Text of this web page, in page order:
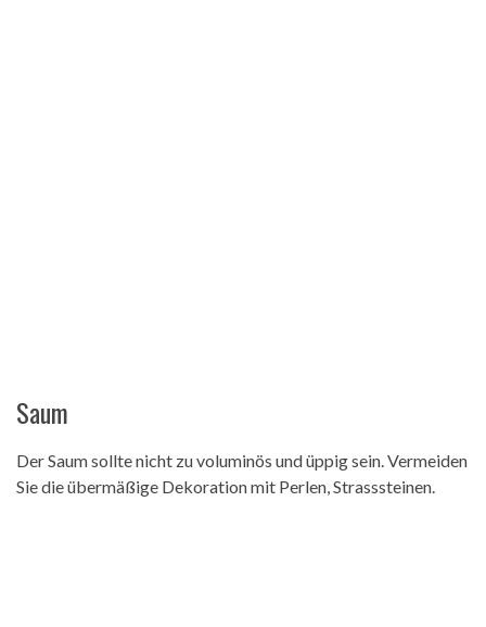
Saum
Der Saum sollte nicht zu voluminös und üppig sein. Vermeiden
Sie die übermäßige Dekoration mit Perlen, Strasssteinen.